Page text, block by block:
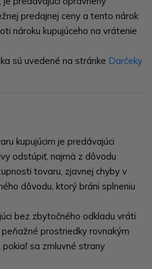
predajnej ceny a tento nárok
nároku kupujúceho na vrátenie
sú uvedené na stránke Darčeky
kupujúcim je predávajúci
odstúpiť, najmä z dôvodu
tovaru, zjavnej chyby v
dôvodu, ktorý bráni splneniu
bez zbytočného odkladu vráti
prostriedky rovnakým
pokiaľ sa zmluvné strany